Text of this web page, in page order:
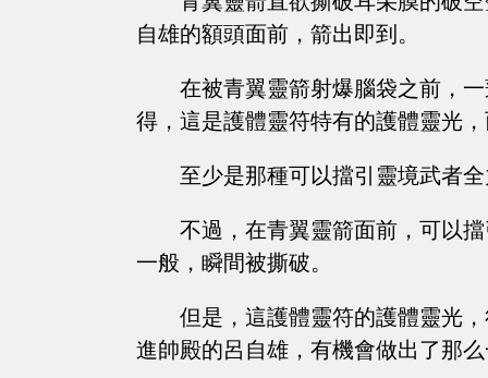
自雄的額頭面前，箭出即到。
在被青翼靈箭射爆腦袋之前，
得，這是護體靈符特有的護體靈光
至少是那種可以擋引靈境武者
不過，在青翼靈箭面前，可以
一般，瞬間被撕破。
但是，這護體靈符的護體靈光
進帥殿的呂自雄，有機會做出了那